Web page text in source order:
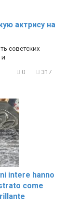
актрису на
советских
и
0 317
intere hanno
come